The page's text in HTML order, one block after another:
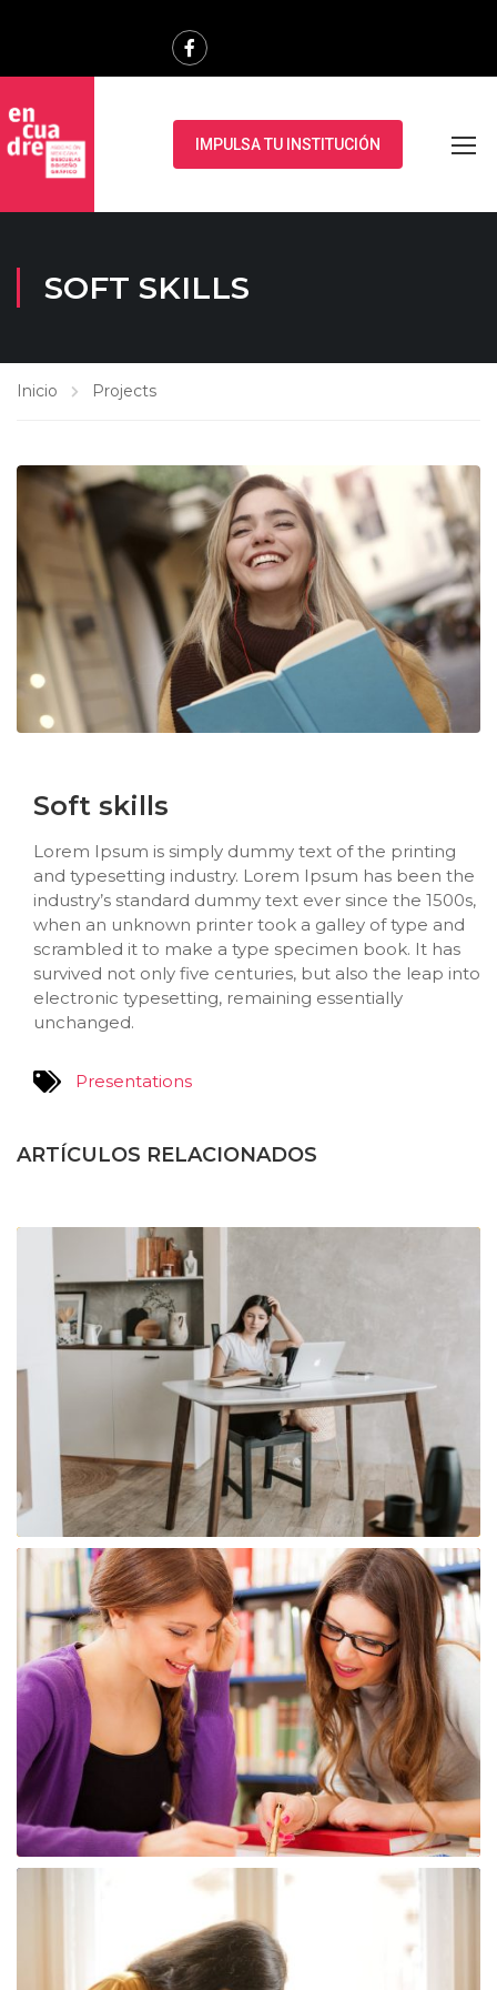
IMPULSA TU INSTITUCIÓN
SOFT SKILLS
Inicio Projects
Soft skills
Lorem Ipsum is simply dummy text of the printing
and typesetting industry. Lorem Ipsum has been the
industry’s standard dummy text ever since the 1500s,
when an unknown printer took a galley of type and
scrambled it to make a type specimen book. It has
survived not only five centuries, but also the leap into
electronic typesetting, remaining essentially
unchanged.
Presentations
ARTÍCULOS RELACIONADOS